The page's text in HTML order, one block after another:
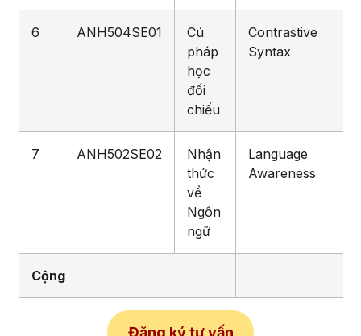
6 ANH504SE01
Cú
pháp
học
đối
chiếu
Contrastive
Syntax
7 ANH502SE02
Nhận
thức
về
Ngôn
ngữ
Language
Awareness
Cộng
Đăng ký tư vấn